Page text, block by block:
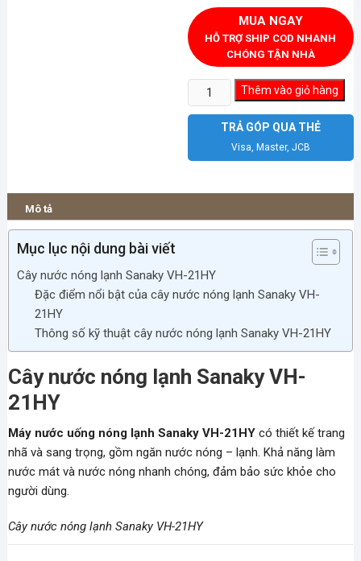
MUA NGAY
HỖ TRỢ SHIP COD NHANH
CHÓNG TẬN NHÀ
Cây
nước
Sanaky
số
Thêm vào giỏ hàng
TRẢ GÓP QUA THẺ
Visa, Master, JCB
Mô tả
Mục lục nội dung bài viết
Cây nước nóng lạnh Sanaky VH-21HY
Đặc điểm nổi bật của cây nước nóng lạnh Sanaky VH-
21HY
Thông số kỹ thuật cây nước nóng lạnh Sanaky VH-21HY
Cây nước nóng lạnh Sanaky VH-
21HY
Máy nước uống nóng lạnh Sanaky VH-21HYcó thiết kế trang
nhã và sang trọng, gồm ngăn nước nóng – lạnh. Khả năng làm
nước mát và nước nóng nhanh chóng, đảm bảo sức khỏe cho
người dùng.
Cây nước nóng lạnh Sanaky VH-21HY